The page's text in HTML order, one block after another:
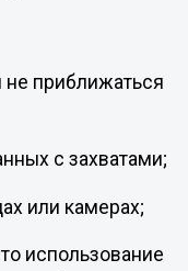
не приближаться
с захватами;
или камерах;
использование